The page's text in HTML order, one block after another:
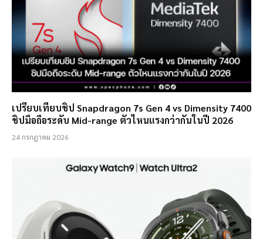
เปรียบเทียบชิป Snapdragon 7s Gen 4 vs Dimensity 7400
ชิปมือถือระดับ Mid-range ตัวไหนแรงกว่ากันในปี 2026
24 กรกฎาคม 2026